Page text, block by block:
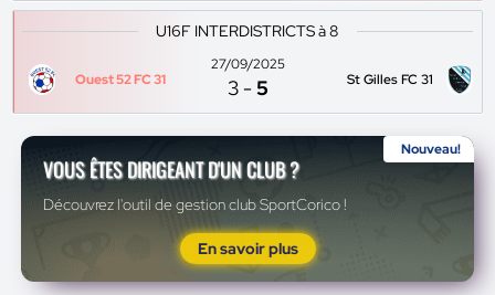
U16F INTERDISTRICTS à 8
Ouest 52 FC 31
27/09/2025
3 -5 St Gilles FC 31
Nouveau!
VOUS ÊTES DIRIGEANT D'UN CLUB ?
Découvrez l'outil de gestion club SportCorico !
En savoir plus